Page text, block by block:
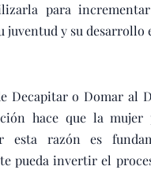
para
juventud y su desarrollo
Decapitar o Domar al
hace que la mujer
esta razón es
pueda invertir el